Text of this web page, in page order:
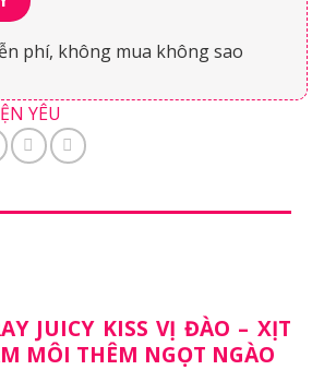
phí, không mua không sao
YÊU
JUICY KISS VỊ ĐÀO – XỊT
MÔI THÊM NGỌT NGÀO